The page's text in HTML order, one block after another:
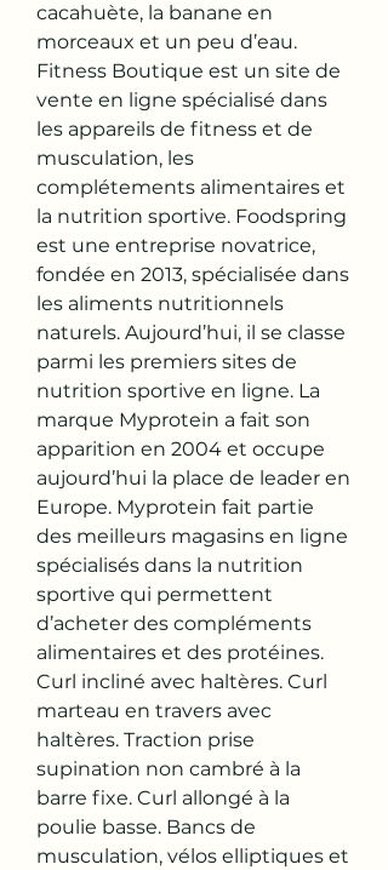
cacahuète, la banane en
morceaux et un peu d’eau.
Fitness Boutique est un site de
vente en ligne spécialisé dans
les appareils de fitness et de
musculation, les
complétements alimentaires et
la nutrition sportive. Foodspring
est une entreprise novatrice,
fondée en 2013, spécialisée dans
les aliments nutritionnels
naturels. Aujourd’hui, il se classe
parmi les premiers sites de
nutrition sportive en ligne. La
marque Myprotein a fait son
apparition en 2004 et occupe
aujourd’hui la place de leader en
Europe. Myprotein fait partie
des meilleurs magasins en ligne
spécialisés dans la nutrition
sportive qui permettent
d’acheter des compléments
alimentaires et des protéines.
Curl incliné avec haltères. Curl
marteau en travers avec
haltères. Traction prise
supination non cambré à la
barre fixe. Curl allongé à la
poulie basse. Bancs de
musculation, vélos elliptiques et